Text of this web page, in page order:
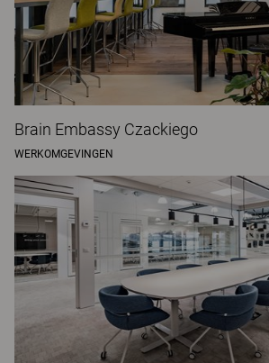
Brain Embassy Czackiego
WERKOMGEVINGEN